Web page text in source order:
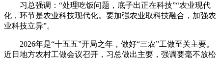
习总强调：“处理吃饭问题，底子出正在科技”“农业现代
化，环节是农业科技现代化。要加强农业取科技融合，加强农
业科技立异”。
2026年是“十五五”开局之年，做好“三农”工做至关主要。
近日地方农村工做会议召开，习总做出主要，强调要毫不放松